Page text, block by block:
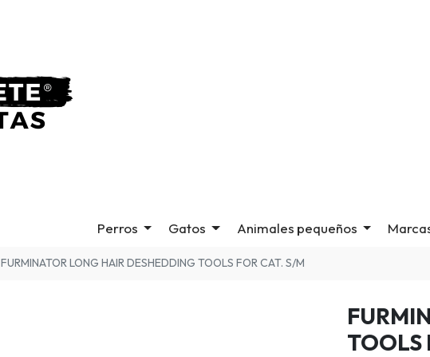
Perros Gatos Animales pequeños
FURMINATOR LONG HAIR DESHEDDING TOOLS FOR CAT. S/M
TOOLS